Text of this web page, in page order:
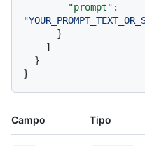
"prompt" :
}
]
}
}
Campo Tipo